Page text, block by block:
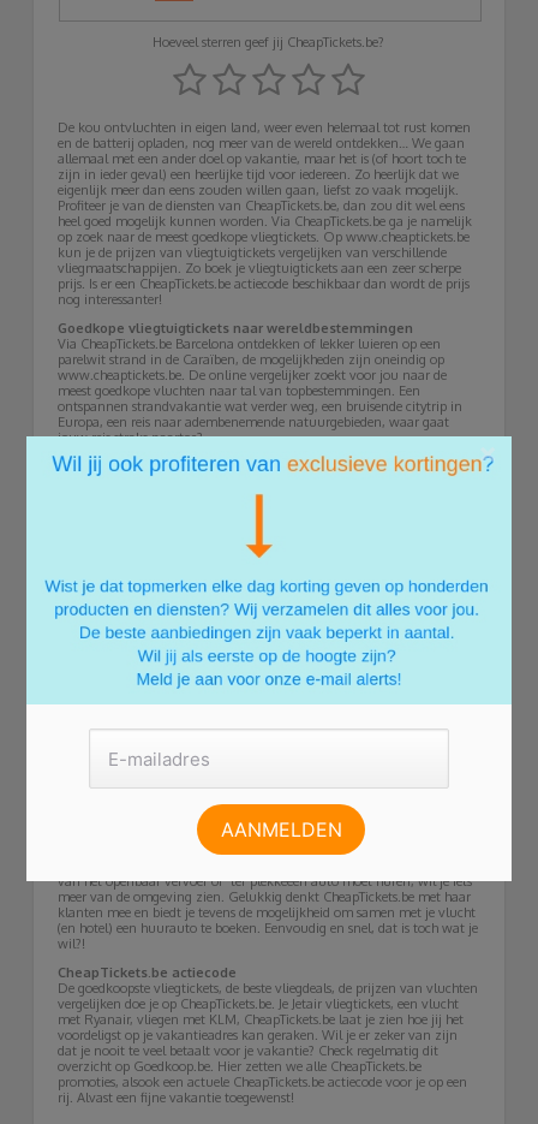
Hoeveel sterren geef jij CheapTickets.be?
De kou ontvluchten in eigen land, weer even helemaal tot rust komen
en de batterij opladen, nog meer van de wereld ontdekken… We gaan
allemaal met een ander doel op vakantie, maar het is (of hoort toch te
zijn in ieder geval) een heerlijke tijd voor iedereen. Zo heerlijk dat we
eigenlijk meer dan eens zouden willen gaan, liefst zo vaak mogelijk.
Profiteer je van de diensten van CheapTickets.be, dan zou dit wel eens
heel goed mogelijk kunnen worden. Via CheapTickets.be ga je namelijk
op zoek naar de meest goedkope vliegtickets. Op www.cheaptickets.be
kun je de prijzen van vliegtuigtickets vergelijken van verschillende
vliegmaatschappijen. Zo boek je vliegtuigtickets aan een zeer scherpe
prijs. Is er een CheapTickets.be actiecode beschikbaar dan wordt de prijs
nog interessanter!
Goedkope vliegtuigtickets naar wereldbestemmingen
Via CheapTickets.be Barcelona ontdekken of lekker luieren op een
parelwit strand in de Caraïben, de mogelijkheden zijn oneindig op
www.cheaptickets.be. De online vergelijker zoekt voor jou naar de
meest goedkope vluchten naar tal van topbestemmingen. Een
ontspannen strandvakantie wat verder weg, een bruisende citytrip in
Europa, een reis naar adembenemende natuurgebieden, waar gaat
jouw reis straks naartoe?
Goedkoop vliegen én de nodige reisinspiratie
wilt of twijfel je nog een beetje? Laat je inspireren op CheapTickets.be.
eilanden', '10 mooie stranden op minder dan 4 uur', 'de 7 mooiste
roadtrips ter wereld' en '10 beste duikbestemmingen ter wereld'. Heel
veel reisideeën waardoor je alleen nog maar meer zin krijgt in vakantie!
Vliegtuigtickets kopen + hotel + huurauto
Met het boeken van een goedkoop ticket ben je natuurlijk al een heel
eind op weg, maar je bent er nog niet helemaal. Je zult tijdens je
vakantie ook ergens moeten overnachten. Bijvoorbeeld in een hotel,
appartement of villa. Deze kun je uiteraard los van je vlucht reserveren,
makkelijker en vaak ook voordeliger is het om vlucht en hotel samen te
CheapTickets België zoekt voor jou naar de goedkoopste deal. Het enige
het aantal personen en de vertrek- en eindbestemming in te geven. In
Mocht je dit willen, dan kun je deze deals ook nog filteren op
bijvoorbeeld type verzorging, de wijk waarin je wilt verblijven en het
Met het vliegtuig op vakantie gaan, gaat snel en is comfortabel, maar
van het openbaar vervoer of ter plekkeeen auto moet huren, wil je iets
meer van de omgeving zien. Gelukkig denkt CheapTickets.be met haar
klanten mee en biedt je tevens de mogelijkheid om samen met je vlucht
(en hotel) een huurauto te boeken. Eenvoudig en snel, dat is toch wat je
wil?!
CheapTickets.be actiecode
De goedkoopste vliegtickets, de beste vliegdeals, de prijzen van vluchten
vergelijken doe je op CheapTickets.be. Je Jetair vliegtickets, een vlucht
met Ryanair, vliegen met KLM, CheapTickets.be laat je zien hoe jij het
voordeligst op je vakantieadres kan geraken. Wil je er zeker van zijn
dat je nooit te veel betaalt voor je vakantie? Check regelmatig dit
overzicht op Goedkoop.be. Hier zetten we alle CheapTickets.be
promoties, alsook een actuele CheapTickets.be actiecode voor je op een
rij. Alvast een fijne vakantie toegewenst!
×